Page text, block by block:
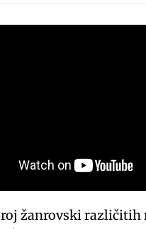
žanrovski različitih